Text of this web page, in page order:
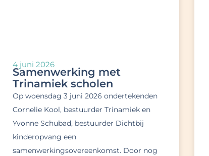
4 juni 2026
Samenwerking met
Trinamiek scholen
Op woensdag 3 juni 2026 ondertekenden
Cornelie Kool, bestuurder Trinamiek en
Yvonne Schubad, bestuurder Dichtbij
kinderopvang een
samenwerkingsovereenkomst. Door nog